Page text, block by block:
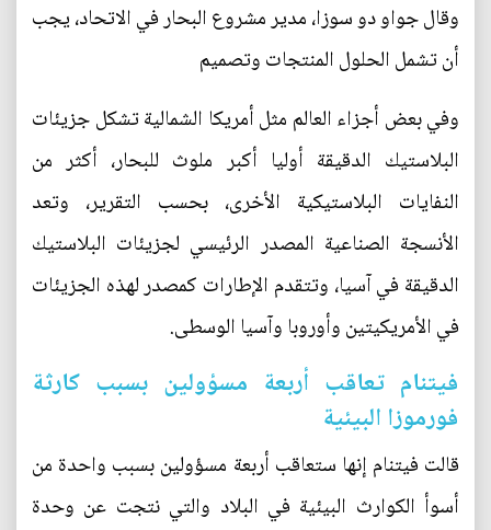
وقال جواو دو سوزا، مدير مشروع البحار في الاتحاد، يجب
أن تشمل الحلول المنتجات وتصميم
وفي بعض أجزاء العالم مثل أمريكا الشمالية تشكل جزيئات
البلاستيك الدقيقة أوليا أكبر ملوث للبحار، أكثر من
النفايات البلاستيكية الأخرى، بحسب التقرير، وتعد
الأنسجة الصناعية المصدر الرئيسي لجزيئات البلاستيك
الدقيقة في آسيا، وتتقدم الإطارات كمصدر لهذه الجزيئات
في الأمريكيتين وأوروبا وآسيا الوسطى.
فيتنام تعاقب أربعة مسؤولين بسبب كارثة
فورموزا البيئية
قالت فيتنام إنها ستعاقب أربعة مسؤولين بسبب واحدة من
أسوأ الكوارث البيئية في البلاد والتي نتجت عن وحدة